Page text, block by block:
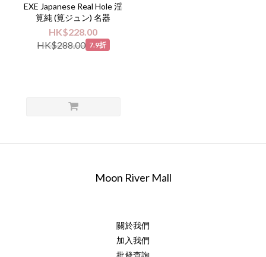
EXE Japanese Real Hole 淫
筧純 (筧ジュン) 名器
HK$228.00
HK$288.00 7.9折
Moon River Mall
關於我們
加入我們
批發查詢